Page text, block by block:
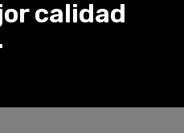
calidad